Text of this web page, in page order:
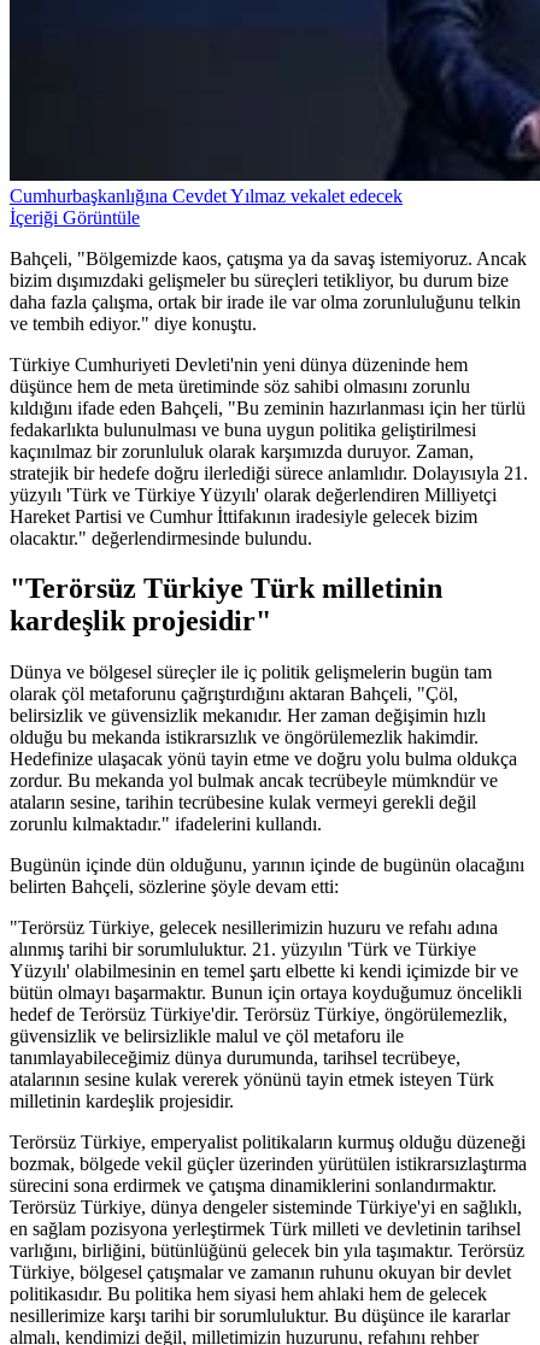
Cumhurbaşkanlığına Cevdet Yılmaz vekalet edecek
İçeriği Görüntüle
Bahçeli, "Bölgemizde kaos, çatışma ya da savaş istemiyoruz. Ancak
bizim dışımızdaki gelişmeler bu süreçleri tetikliyor, bu durum bize
daha fazla çalışma, ortak bir irade ile var olma zorunluluğunu telkin
ve tembih ediyor." diye konuştu.
Türkiye Cumhuriyeti Devleti'nin yeni dünya düzeninde hem
düşünce hem de meta üretiminde söz sahibi olmasını zorunlu
kıldığını ifade eden Bahçeli, "Bu zeminin hazırlanması için her türlü
fedakarlıkta bulunulması ve buna uygun politika geliştirilmesi
kaçınılmaz bir zorunluluk olarak karşımızda duruyor. Zaman,
stratejik bir hedefe doğru ilerlediği sürece anlamlıdır. Dolayısıyla 21.
yüzyılı 'Türk ve Türkiye Yüzyılı' olarak değerlendiren Milliyetçi
Hareket Partisi ve Cumhur İttifakının iradesiyle gelecek bizim
olacaktır." değerlendirmesinde bulundu.
"Terörsüz Türkiye Türk milletinin
kardeşlik projesidir"
Dünya ve bölgesel süreçler ile iç politik gelişmelerin bugün tam
olarak çöl metaforunu çağrıştırdığını aktaran Bahçeli, "Çöl,
belirsizlik ve güvensizlik mekanıdır. Her zaman değişimin hızlı
olduğu bu mekanda istikrarsızlık ve öngörülemezlik hakimdir.
Hedefinize ulaşacak yönü tayin etme ve doğru yolu bulma oldukça
zordur. Bu mekanda yol bulmak ancak tecrübeyle mümkndür ve
ataların sesine, tarihin tecrübesine kulak vermeyi gerekli değil
zorunlu kılmaktadır." ifadelerini kullandı.
Bugünün içinde dün olduğunu, yarının içinde de bugünün olacağını
belirten Bahçeli, sözlerine şöyle devam etti:
"Terörsüz Türkiye, gelecek nesillerimizin huzuru ve refahı adına
alınmış tarihi bir sorumluluktur. 21. yüzyılın 'Türk ve Türkiye
Yüzyılı' olabilmesinin en temel şartı elbette ki kendi içimizde bir ve
bütün olmayı başarmaktır. Bunun için ortaya koyduğumuz öncelikli
hedef de Terörsüz Türkiye'dir. Terörsüz Türkiye, öngörülemezlik,
güvensizlik ve belirsizlikle malul ve çöl metaforu ile
tanımlayabileceğimiz dünya durumunda, tarihsel tecrübeye,
atalarının sesine kulak vererek yönünü tayin etmek isteyen Türk
milletinin kardeşlik projesidir.
Terörsüz Türkiye, emperyalist politikaların kurmuş olduğu düzeneği
bozmak, bölgede vekil güçler üzerinden yürütülen istikrarsızlaştırma
sürecini sona erdirmek ve çatışma dinamiklerini sonlandırmaktır.
Terörsüz Türkiye, dünya dengeler sisteminde Türkiye'yi en sağlıklı,
en sağlam pozisyona yerleştirmek Türk milleti ve devletinin tarihsel
varlığını, birliğini, bütünlüğünü gelecek bin yıla taşımaktır. Terörsüz
Türkiye, bölgesel çatışmalar ve zamanın ruhunu okuyan bir devlet
politikasıdır. Bu politika hem siyasi hem ahlaki hem de gelecek
nesillerimize karşı tarihi bir sorumluluktur. Bu düşünce ile kararlar
almalı, kendimizi değil, milletimizin huzurunu, refahını rehber